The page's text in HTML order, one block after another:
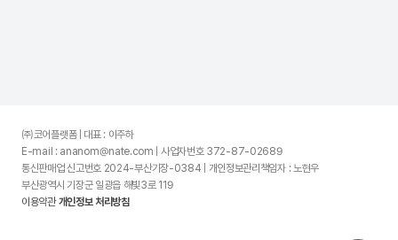
㈜코어플랫폼 | 대표 : 이주하
E-mail : ananom@nate.com | 사업자번호 372-87-02689
통신판매업 신고번호 2024-부산기장-0384 | 개인정보관리책임자 : 노현우
부산광역시 기장군 일광읍 해빛3로 119
이용약관 개인정보 처리방침